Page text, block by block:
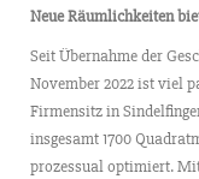
Neue Räumlichkeiten
Seit Übernahme der
November 2022 ist viel
Firmensitz in
insgesamt 1700
prozessual optimiert.